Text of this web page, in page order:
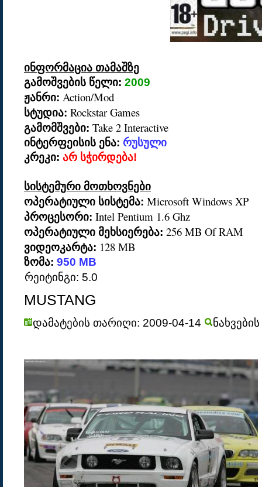
ინფორმაცია თამაშზე
გამოშვების წელი: 2009
ჟანრი: Action/Mod
სტუდია: Rockstar Games
გამომშვები: Take 2 Interactive
ინტერფეისის ენა: რუსული
კრეკი: არ სჭირდება!
სისტემური მოთხოვნები
ოპერატიული სისტემა: Microsoft Windows XP
პროცესორი: Intel Pentium 1.6 Ghz
ოპერატიული მეხსიერება: 256 MB Of RAM
ვიდეოკარტა: 128 МB
ზომა: 950 MB
რეიტინგი: 5.0
MUSTANG
დამატების თარიღი: 2009-04-14